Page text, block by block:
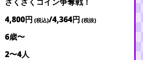
4,800円 (税込)/4,364円 (税抜)
6歳〜
2〜4人